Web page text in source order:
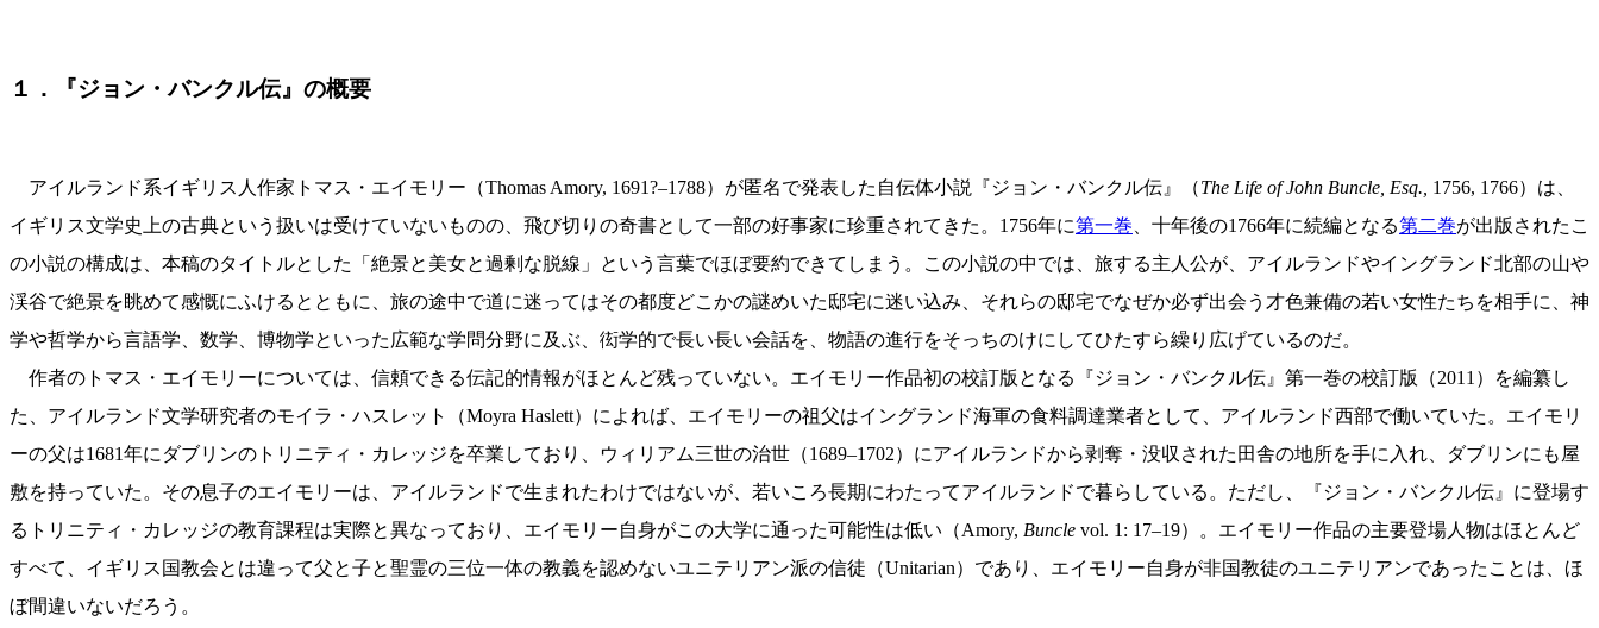
１．『ジョン・バンクル伝』の概要
アイルランド系イギリス人作家トマス・エイモリー（Thomas Amory, 1691?–1788）が匿名で発表した自伝体小説『ジョン・バンクル伝』（The Life of John Buncle, Esq., 1756, 1766）は、
イギリス文学史上の古典という扱いは受けていないものの、飛び切りの奇書として一部の好事家に珍重されてきた。1756年に第一巻 、十年後の1766年に続編となる第二巻が出版されたこ
の小説の構成は、本稿のタイトルとした「絶景と美女と過剰な脱線」という言葉でほぼ要約できてしまう。この小説の中では、旅する主人公が、アイルランドやイングランド北部の山や
渓谷で絶景を眺めて感慨にふけるとともに、旅の途中で道に迷ってはその都度どこかの謎めいた邸宅に迷い込み、それらの邸宅でなぜか必ず出会う才色兼備の若い女性たちを相手に、神
学や哲学から言語学、数学、博物学といった広範な学問分野に及ぶ、衒学的で長い長い会話を、物語の進行をそっちのけにしてひたすら繰り広げているのだ。
作者のトマス・エイモリーについては、信頼できる伝記的情報がほとんど残っていない。エイモリー作品初の校訂版となる『ジョン・バンクル伝』第一巻の校訂版（2011）を編纂し
た、アイルランド文学研究者のモイラ・ハスレット（Moyra Haslett）によれば、エイモリーの祖父はイングランド海軍の食料調達業者として、アイルランド西部で働いていた。エイモリ
ーの父は1681年にダブリンのトリニティ・カレッジを卒業しており、ウィリアム三世の治世（1689–1702）にアイルランドから剥奪・没収された田舎の地所を手に入れ、ダブリンにも屋
敷を持っていた。その息子のエイモリーは、アイルランドで生まれたわけではないが、若いころ長期にわたってアイルランドで暮らしている。ただし、『ジョン・バンクル伝』に登場す
るトリニティ・カレッジの教育課程は実際と異なっており、エイモリー自身がこの大学に通った可能性は低い（Amory, Buncle vol. 1: 17–19）。エイモリー作品の主要登場人物はほとんど
すべて、イギリス国教会とは違って父と子と聖霊の三位一体の教義を認めないユニテリアン派の信徒（Unitarian）であり、エイモリー自身が非国教徒のユニテリアンであったことは、ほ
ぼ間違いないだろう。